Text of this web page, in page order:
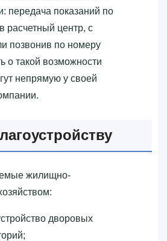
передача показаний по
расчетный центр, с
позвонив по номеру
о такой возможности
непрямую у своей
жилищно-
дворовых